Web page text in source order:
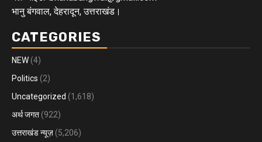
भानु बंगवाल, देहरादून, उत्तराखंड।
CATEGORIES
NEW (4)
Politics (2)
Uncategorized (1,618)
अर्थ जगत (922)
उत्तराखंड न्यूज़ (5,206)